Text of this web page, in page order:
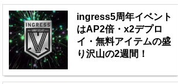
ingress5周年イベント
はAP2倍・x2デプロ
イ・無料アイテムの盛
り沢山の2週間！